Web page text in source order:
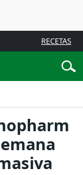
RECETAS